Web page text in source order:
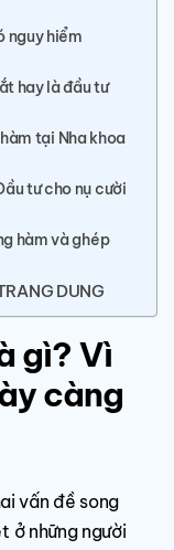
nguy hiểm
hay là đầu tư
tại Nha khoa
tư cho nụ cười
hàm và ghép
DUNG
gì? Vì
càng
vấn đề song
ở những người